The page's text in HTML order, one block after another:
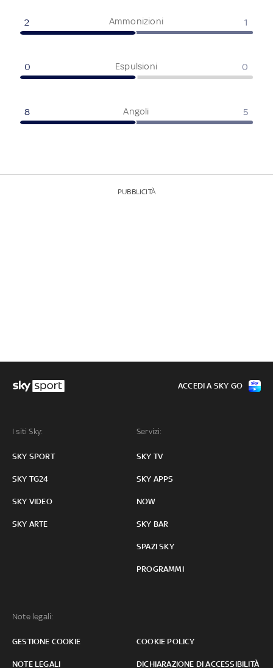
Ammonizioni
2 1
Espulsioni
0 0
Angoli
8 5
PUBBLICITÀ
I siti Sky:
SKY SPORT
SKY TG24
SKY VIDEO
SKY ARTE
Servizi:
SKY TV
SKY APPS
NOW
SKY BAR
SPAZI SKY
PROGRAMMI
Note legali:
GESTIONE COOKIE COOKIE POLICY
NOTE LEGALI DICHIARAZIONE DI ACCESSIBILITÀ
ACCEDI A SKY GO